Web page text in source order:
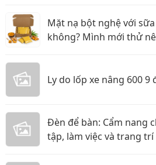
Mặt nạ bột nghệ với
không? Mình mới thử
Ly do lốp xe nâng 600
Đèn để bàn: Cẩm nang
tập, làm việc và trang trí